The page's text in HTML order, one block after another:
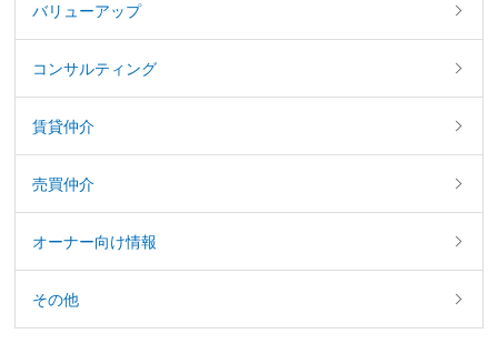
バリューアップ
コンサルティング
賃貸仲介
売買仲介
オーナー向け情報
その他